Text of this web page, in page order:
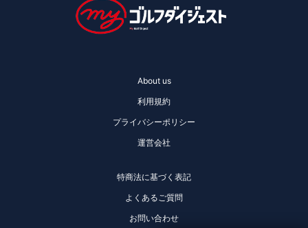
About us
利用規約
プライバシーポリシー
運営会社
特商法に基づく表記
よくあるご質問
お問い合わせ